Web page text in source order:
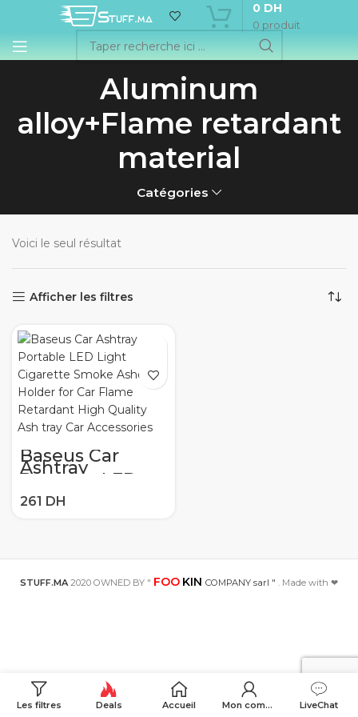
0 produit
0 DH
Aluminum
alloy+Flame retardant
material
Catégories
Voici le seul résultat
Afficher les filtres
Baseus Car
Ashtray
Portable LED
Light Cigarette
Smoke Ashes
Car Accessories
STUFF.MA 2020 OWNED BY " FOO KIN COMPANY sarl " . Made with ❤
Les filtres Deals Accueil Mon compte LiveChat